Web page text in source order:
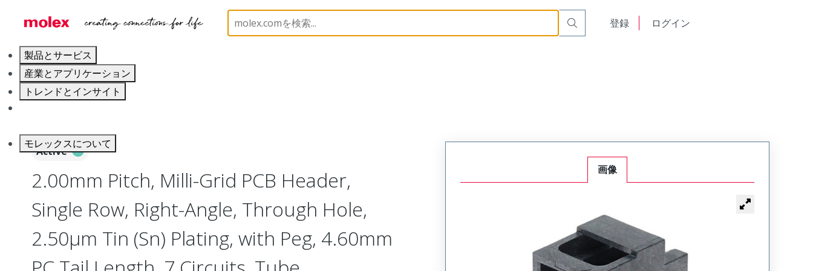
登録 ログイン
製品とサービス
産業とアプリケーション
トレンドとインサイト
モレックスについて
PCB / Wire Connectors PCB Headers and Receptacles 151065 1510655057
Active
2.00mm Pitch, Milli-Grid PCB Header,
Single Row, Right-Angle, Through Hole,
2.50µm Tin (Sn) Plating, with Peg, 4.60mm
画像